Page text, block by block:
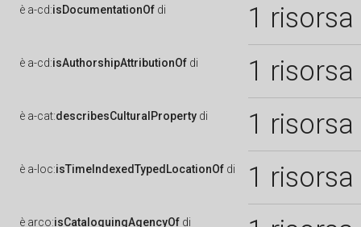
è a-cd:isDocumentationOf di 1 risorsa
è a-cd:isAuthorshipAttributionOf di 1 risorsa
è a-cat:describesCulturalProperty di 1 risorsa
è a-loc:isTimeIndexedTypedLocationOf di 1 risorsa
è arco:isCataloguingAgencyOf di